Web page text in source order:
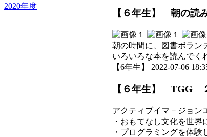
2020年度
【６年生】 朝の読
朝の時間に、図書ボラン
いろいろな本を読んでく
【6年生】 2022-07-06
【６年生】 TGG
アクティブイマ－ジョン
・おもてなし文化を世界
・プログラミングを体験